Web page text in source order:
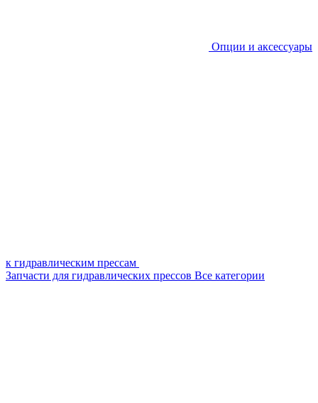
Опции и аксессуары
к гидравлическим прессам
Запчасти для гидравлических прессов Все категории